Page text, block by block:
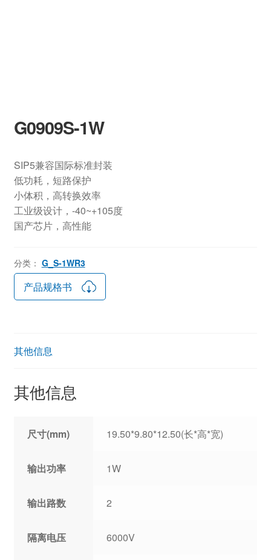
G0909S-1W
SIP5兼容国际标准封装
低功耗，短路保护
小体积，高转换效率
工业级设计，-40~+105度
国产芯片，高性能
分类： G_S-1WR3
产品规格书
其他信息
其他信息
尺寸(mm) 19.50*9.80*12.50(长*高*宽)
输出功率 1W
输出路数 2
隔离电压 6000V